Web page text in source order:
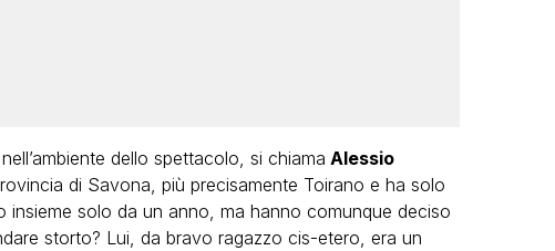
dello spettacolo, si chiama Alessio
di Savona, più precisamente Toirano e ha solo
insieme solo da un anno, ma hanno comunque deciso
storto? Lui, da bravo ragazzo cis-etero, era un